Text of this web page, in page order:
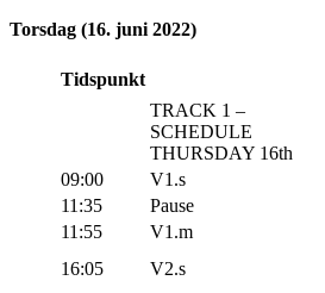
Torsdag (16. juni 2022)
Tidspunkt
TRACK 1 –
SCHEDULE
THURSDAY 16th
09:00
V1.s
11:35
Pause
11:55
V1.m
16:05
V2.s